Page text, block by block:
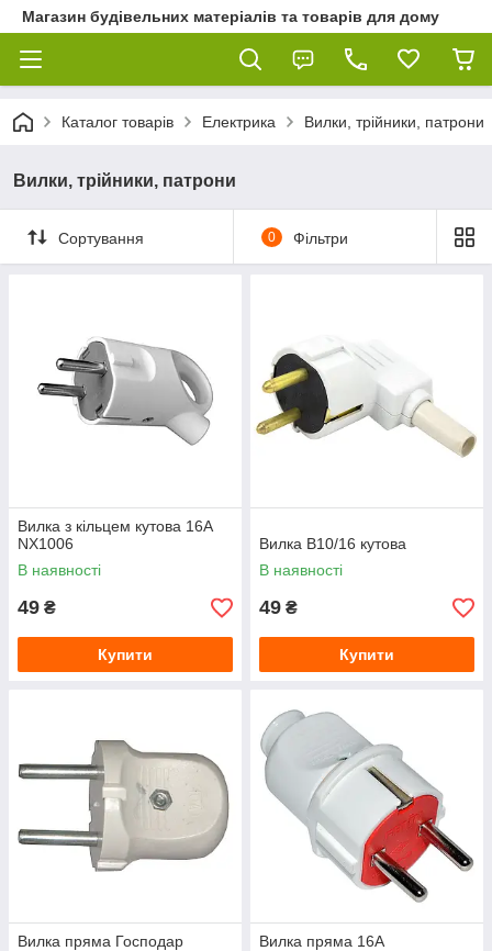
Магазин будівельних матеріалів та товарів для дому
Каталог товарів Електрика Вилки, трійники, патрони
Вилки, трійники, патрони
Сортування 0 Фільтри
Вилка з кільцем кутова 16A
NX1006
В наявності
49 ₴
Купити
Вилка В10/16 кутова
В наявності
49 ₴
Купити
Вилка пряма Господар
Вилка пряма 16А